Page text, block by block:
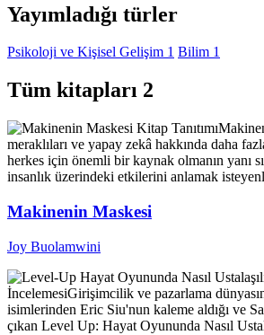
Yayımladığı türler
Psikoloji ve Kişisel Gelişim 1 Bilim 1
Tüm kitapları 2
Kitap Tanıtımı
meraklıları ve yapay zekâ hakkında daha
herkes için önemli bir kaynak olmanın yanı
insanlık üzerindeki etkilerini anlamak
Makinenin Maskesi
Joy Buolamwini
İncelemesiGirişimcilik ve pazarlama
isimlerinden Eric Siu'nun kaleme aldığı ve
çıkan Level Up: Hayat Oyununda Nasıl